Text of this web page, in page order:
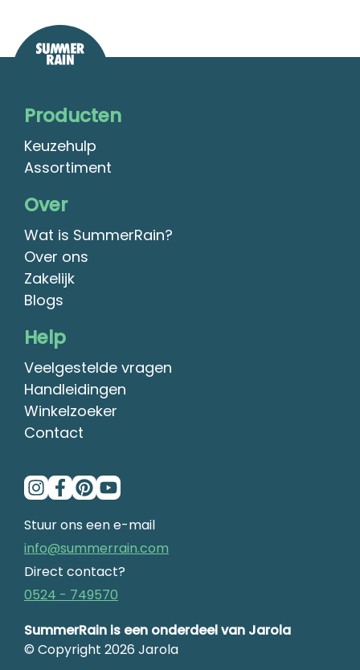
Producten
Keuzehulp
Assortiment
Over
Wat is SummerRain?
Over ons
Zakelijk
Blogs
Help
Veelgestelde vragen
Handleidingen
Winkelzoeker
Contact
Stuur ons een e-mail
info@summerrain.com
Direct contact?
0524 - 749570
SummerRain is een onderdeel van Jarola
© Copyright 2026 Jarola